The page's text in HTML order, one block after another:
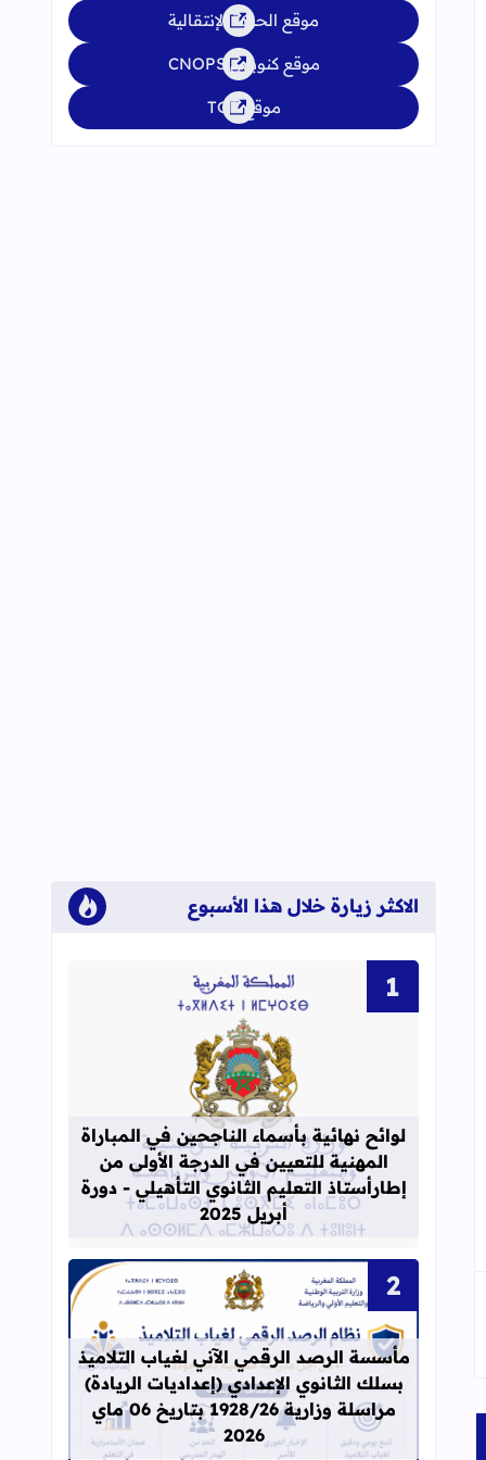
موقع الحركة الإنتقالية
موقع كنوبس CNOPS
موقع TGR
الاكثر زيارة خلال هذا الأسبوع
قراءة المزيد عن لوائح نهائية بأسماء
لوائح نهائية بأسماء الناجحين في المباراة
المهنية للتعيين في الدرجة الأولى من
إطارأستاذ التعليم الثانوي التأهيلي - دورة
أبريل 2025
قراءة المزيد عن مأسسة الرصد الرقمي الآني
مأسسة الرصد الرقمي الآني لغياب التلاميذ
بسلك الثانوي الإعدادي (إعداديات الريادة)
مراسلة وزارية 1928/26 بتاريخ 06 ماي
2026